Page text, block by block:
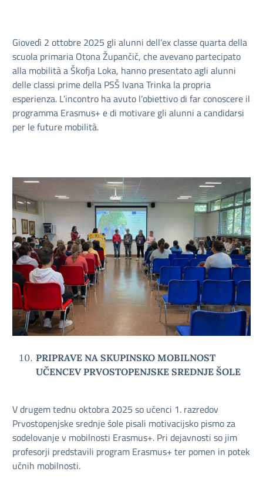
Giovedì 2 ottobre 2025 gli alunni dell’ex classe quarta della
scuola primaria Otona Župančič, che avevano partecipato
alla mobilità a Škofja Loka, hanno presentato agli alunni
delle classi prime della PSŠ Ivana Trinka la propria
esperienza. L’incontro ha avuto l’obiettivo di far conoscere il
programma Erasmus+ e di motivare gli alunni a candidarsi
per le future mobilità.
PRIPRAVE NA SKUPINSKO MOBILNOST
UČENCEV PRVOSTOPENJSKE SREDNJE ŠOLE
V drugem tednu oktobra 2025 so učenci 1. razredov
Prvostopenjske srednje šole pisali motivacijsko pismo za
sodelovanje v mobilnosti Erasmus+. Pri dejavnosti so jim
profesorji predstavili program Erasmus+ ter pomen in potek
učnih mobilnosti.